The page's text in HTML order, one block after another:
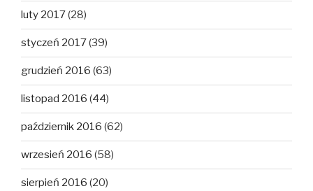
luty 2017(28)
styczeń 2017(39)
grudzień 2016 (63)
listopad 2016 (44)
październik 2016 (62)
wrzesień 2016 (58)
sierpień 2016 (20)